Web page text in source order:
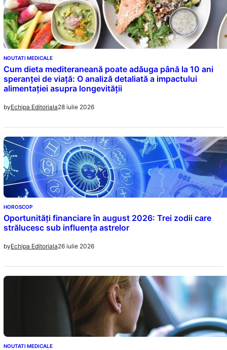
NOUTATI MEDICALE
Cum dieta mediteraneană poate adăuga până la 10 ani
speranței de viață: O analiză detaliată a impactului
alimentației asupra longevității
byEchipa Editoriala28 iulie 2026
HOROSCOP
Oportunități financiare în august 2026: Trei zodii care
strălucesc sub influența astrelor
byEchipa Editoriala26 iulie 2026
NOUTATI MEDICALE